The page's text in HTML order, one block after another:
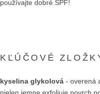
používajte dobré SPF!
KĽÚČOVÉ
kyselina glykolová - overená